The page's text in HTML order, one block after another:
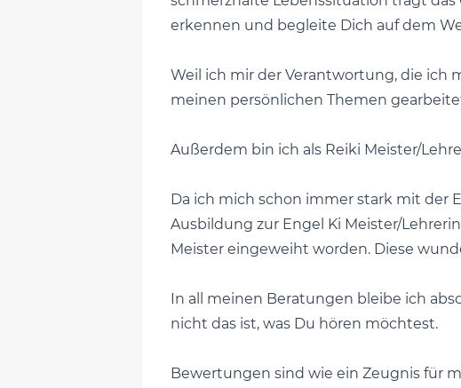
erkennen und begleite Dich auf dem
Weil ich mir der Verantwortung, die ich
meinen persönlichen Themen
Außerdem bin ich als Reiki Meister/
Da ich mich schon immer stark mit der
Ausbildung zur Engel Ki Meister/
Meister eingeweiht worden. Diese
In all meinen Beratungen bleibe ich
nicht das ist, was Du hören möchtest.
Bewertungen sind wie ein Zeugnis für